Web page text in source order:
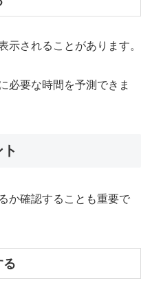
示されることがあります。
必要な時間を予測できま
か確認することも重要で
る